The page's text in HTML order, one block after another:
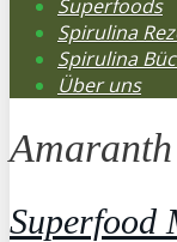
Superfoods
Spirulina
Spirulina
Über uns
Amaranth
Superfood